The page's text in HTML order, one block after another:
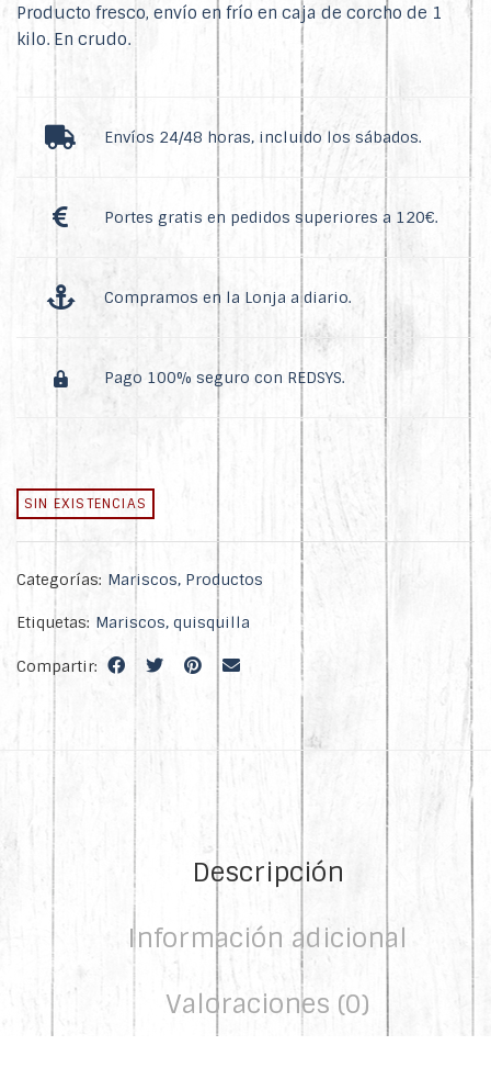
Producto fresco, envío en frío en caja de corcho de 1
kilo. En crudo.
Envíos 24/48 horas, incluido los sábados.
Portes gratis en pedidos superiores a 120€.
Compramos en la Lonja a diario.
Pago 100% seguro con REDSYS.
SIN EXISTENCIAS
Categorías: Mariscos, Productos
Etiquetas: Mariscos, quisquilla
Compartir:
Descripción
Información adicional
Valoraciones (0)